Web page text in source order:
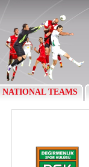
NATIONAL TEAMS